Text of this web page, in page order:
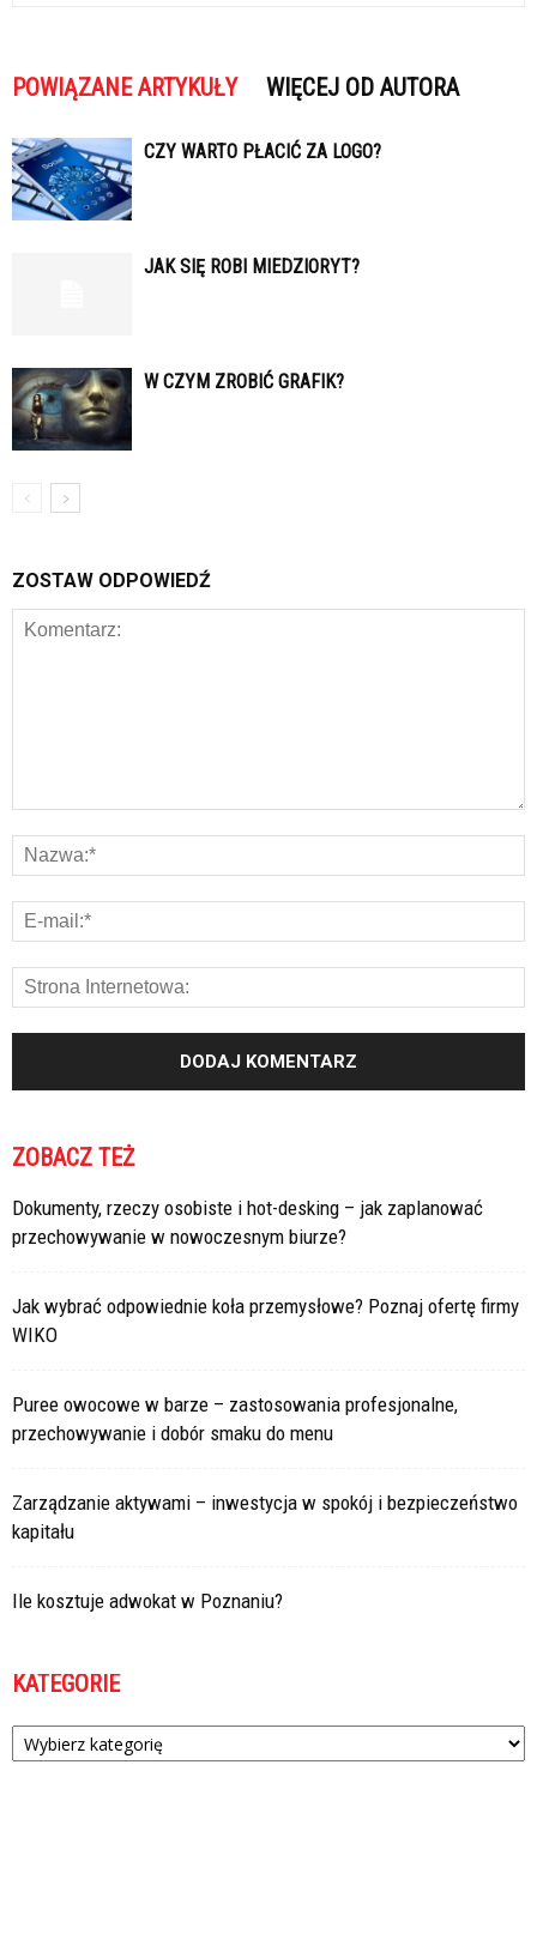
POWIĄZANE ARTYKUŁY WIĘCEJ OD AUTORA
CZY WARTO PŁACIĆ ZA LOGO?
JAK SIĘ ROBI MIEDZIORYT?
W CZYM ZROBIĆ GRAFIK?
ZOSTAW ODPOWIEDŹ
ZOBACZ TEŻ
Dokumenty, rzeczy osobiste i hot-desking – jak zaplanować
przechowywanie w nowoczesnym biurze?
Jak wybrać odpowiednie koła przemysłowe? Poznaj ofertę firmy
WIKO
Puree owocowe w barze – zastosowania profesjonalne,
przechowywanie i dobór smaku do menu
Zarządzanie aktywami – inwestycja w spokój i bezpieczeństwo
kapitału
Ile kosztuje adwokat w Poznaniu?
KATEGORIE
Kategorie